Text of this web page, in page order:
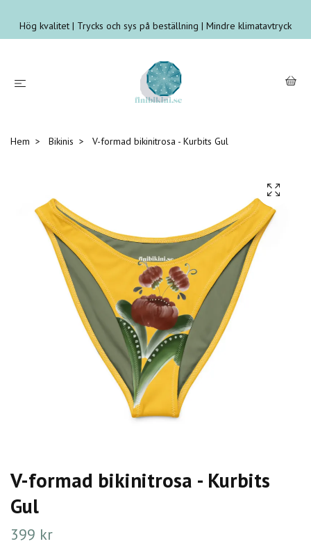
Hög kvalitet | Trycks och sys på beställning | Mindre klimatavtryck
Hem Bikinis V-formad bikinitrosa - Kurbits Gul
V-formad bikinitrosa - Kurbits
Gul
399 kr